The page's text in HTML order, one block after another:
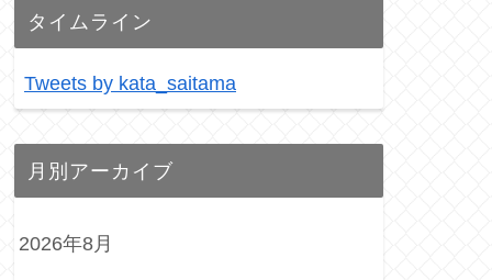
タイムライン
Tweets by kata_saitama
月別アーカイブ
2026年8月